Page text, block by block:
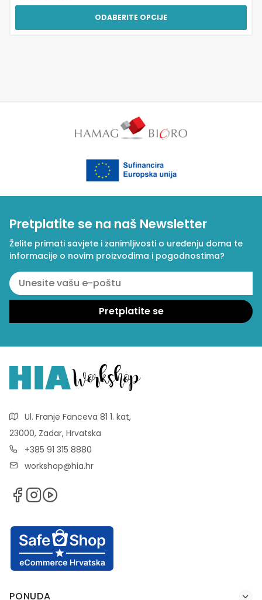
ODABERITE OPCIJE
Pretplatite se na naš Newsletter
Želite primati savjete i zanimljivosti o uređenju doma te
informacije o novim proizvodima i pogodnostima?
Ul. Franje Fanceva 81 1. kat,
23000, Zadar, Hrvatska
+385 91 315 8880
workshop@hia.hr
PONUDA